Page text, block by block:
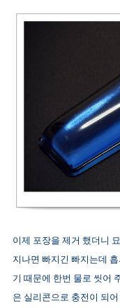
이제 포장을 제거 했더니
지나면 빠지긴 빠지는데
기 때문에 한번 물로 씻어
은 실리콘으로 충전이 되